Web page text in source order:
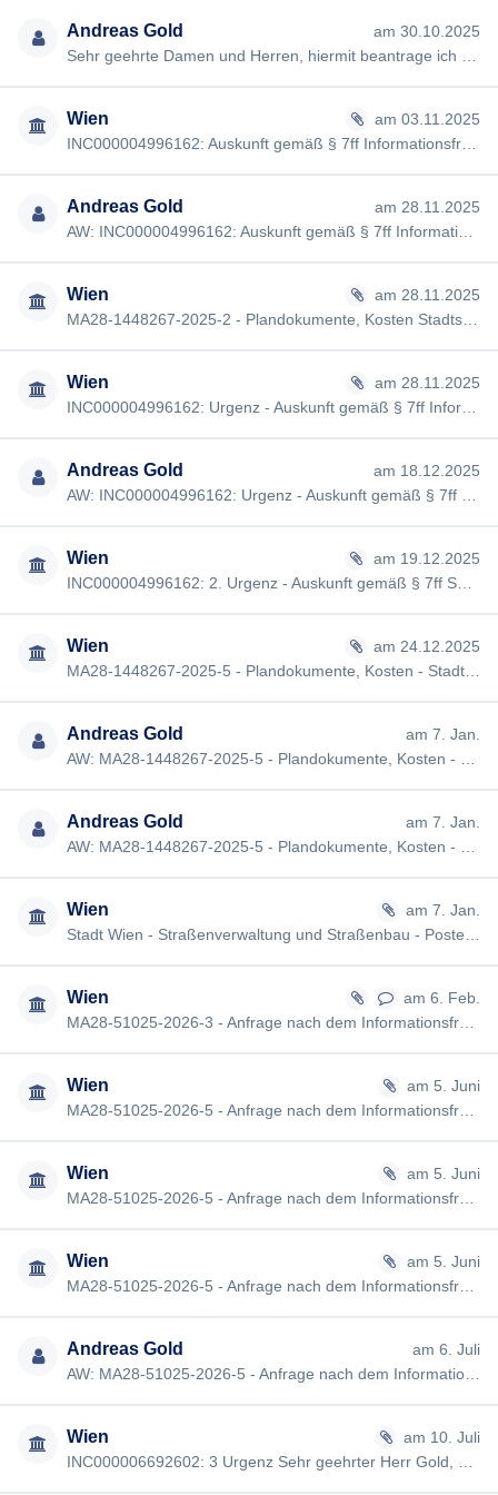
Andreas Gold
am 30.10.2025
Wien
am 03.11.2025
Andreas Gold
am 28.11.2025
Wien
am 28.11.2025
Wien
am 28.11.2025
Andreas Gold
am 18.12.2025
Wien
am 19.12.2025
Wien
am 24.12.2025
Andreas Gold
am 7. Jan.
Andreas Gold
am 7. Jan.
Wien
am 7. Jan.
Wien
am 6. Feb.
Wien
am 5. Juni
Wien
am 5. Juni
Wien
am 5. Juni
Andreas Gold
am 6. Juli
Wien
am 10. Juli